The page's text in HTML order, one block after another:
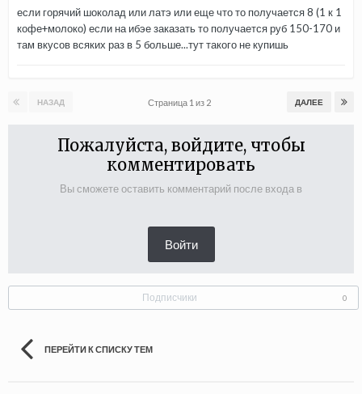
если горячий шоколад или латэ или еще что то получается 8 (1 к 1
кофе+молоко) если на ибэе заказать то получается руб 150-170 и
там вкусов всяких раз в 5 больше...тут такого не купишь
НАЗАД ДАЛЕЕ
Страница 1 из 2
Пожалуйста, войдите, чтобы
комментировать
Вы сможете оставить комментарий после входа в
Войти
Подписчики 0
ПЕРЕЙТИ К СПИСКУ ТЕМ